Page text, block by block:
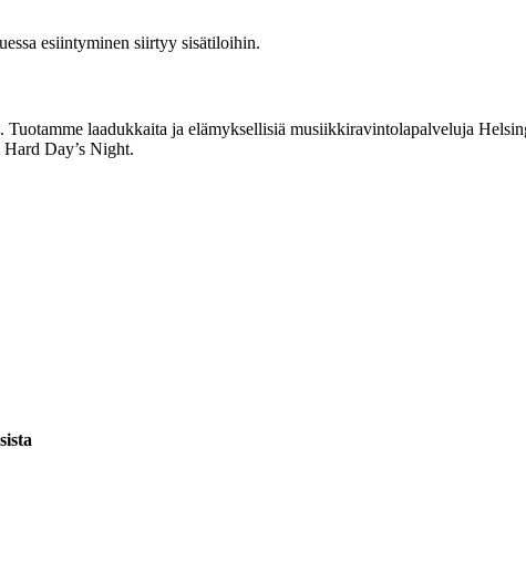
esiintyminen siirtyy sisätiloihin.
laadukkaita ja elämyksellisiä musiikkiravintolapalveluja
Day’s Night.